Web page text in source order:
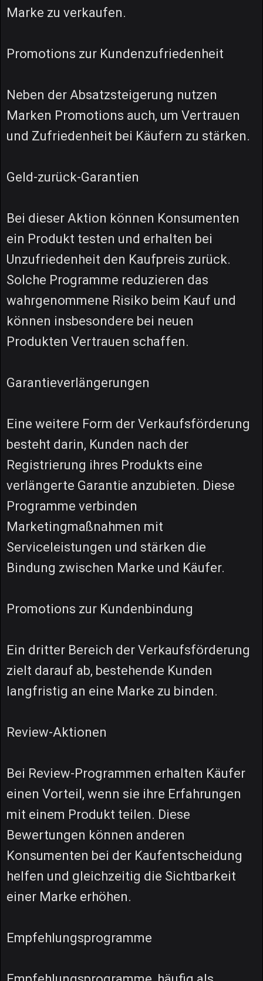
Marke zu verkaufen.
Promotions zur Kundenzufriedenheit
Neben der Absatzsteigerung nutzen
Marken Promotions auch, um Vertrauen
und Zufriedenheit bei Käufern zu stärken.
Geld-zurück-Garantien
Bei dieser Aktion können Konsumenten
ein Produkt testen und erhalten bei
Unzufriedenheit den Kaufpreis zurück.
Solche Programme reduzieren das
wahrgenommene Risiko beim Kauf und
können insbesondere bei neuen
Produkten Vertrauen schaffen.
Garantieverlängerungen
Eine weitere Form der Verkaufsförderung
besteht darin, Kunden nach der
Registrierung ihres Produkts eine
verlängerte Garantie anzubieten. Diese
Programme verbinden
Marketingmaßnahmen mit
Serviceleistungen und stärken die
Bindung zwischen Marke und Käufer.
Promotions zur Kundenbindung
Ein dritter Bereich der Verkaufsförderung
zielt darauf ab, bestehende Kunden
langfristig an eine Marke zu binden.
Review-Aktionen
Bei Review-Programmen erhalten Käufer
einen Vorteil, wenn sie ihre Erfahrungen
mit einem Produkt teilen. Diese
Bewertungen können anderen
Konsumenten bei der Kaufentscheidung
helfen und gleichzeitig die Sichtbarkeit
einer Marke erhöhen.
Empfehlungsprogramme